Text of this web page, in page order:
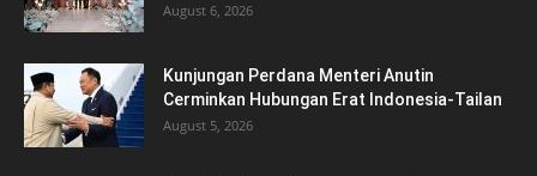
August 6, 2026
Kunjungan Perdana Menteri Anutin
Cerminkan Hubungan Erat Indonesia-Tailan
August 5, 2026